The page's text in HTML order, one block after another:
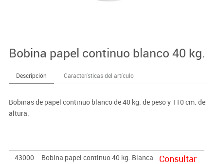
Bobina papel continuo blanco 40 kg.
Descripción Características del artículo
Bobinas de papel continuo blanco de 40 kg. de peso y 110 cm. de
altura.
43000
Bobina papel continuo 40 kg. Blanca
Consultar